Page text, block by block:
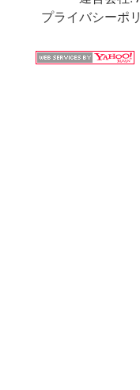
プライバシーポ